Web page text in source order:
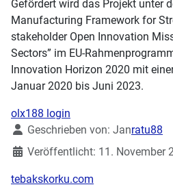
Gefördert wird das Projekt unter
Manufacturing Framework for
stakeholder Open Innovation
Sectors” im EU-
Innovation Horizon 2020 mit
Januar 2020 bis Juni 2023.
olx188 login
DetailsGeschrieben von: Janratu88
Veröffentlicht: 11. November
tebakskorku.com